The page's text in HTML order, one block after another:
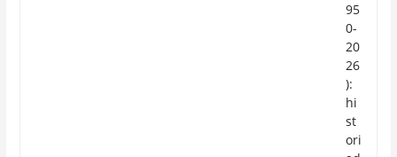
95
0-
20
26
):
hi
st
ori